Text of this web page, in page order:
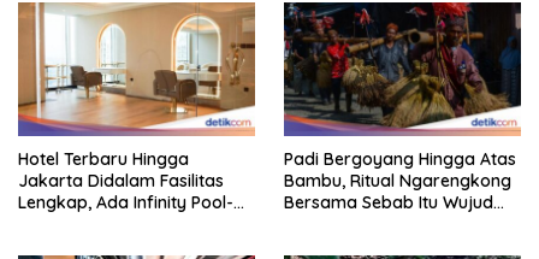
Hotel Terbaru Hingga
Jakarta Didalam Fasilitas
Lengkap, Ada Infinity Pool-
Padi Bergoyang Hingga Atas
Bambu, Ritual Ngarengkong
Bersama Sebab Itu Wujud